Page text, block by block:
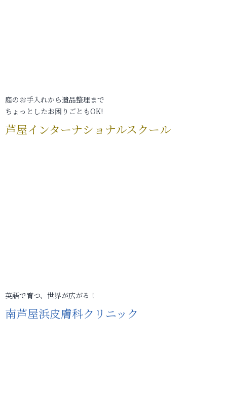
庭のお手入れから遺品整理まで
ちょっとしたお困りごともOK!
芦屋インターナショナルスクール
英語で育つ、世界が広がる！
南芦屋浜皮膚科クリニック